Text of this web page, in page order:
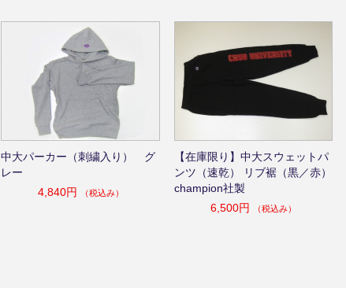
中大パーカー（刺繍入り） グ
レー
4,840円
（税込み）
【在庫限り】中大スウェットパ
ンツ（速乾） リブ裾（黒／赤）
champion社製
6,500円
（税込み）